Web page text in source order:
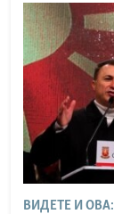
ВИДЕТЕ И ОВА: